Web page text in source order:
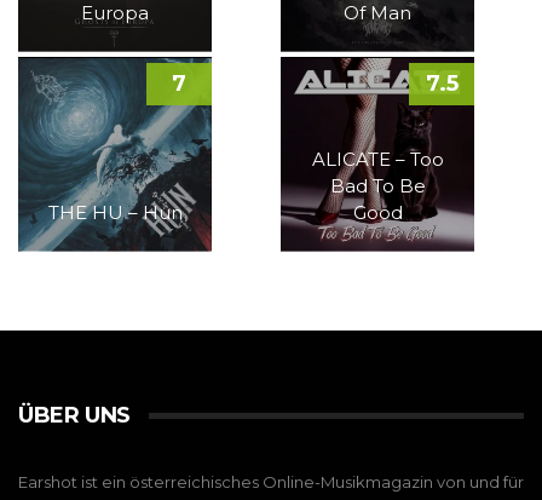
Europa
Of Man
THE HU – Hun
7
ALICATE – Too
Bad To Be
Good
7.5
ÜBER UNS
Earshot ist ein österreichisches Online-Musikmagazin von und für